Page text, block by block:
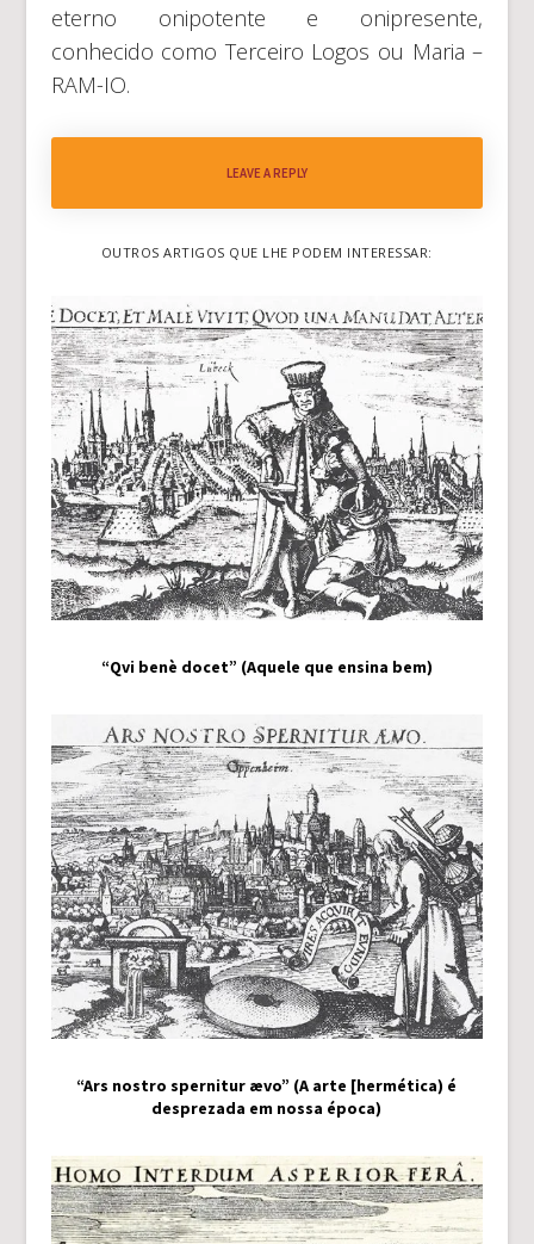
eterno onipotente e onipresente,
conhecido como Terceiro Logos ou Maria –
RAM-IO.
LEAVE A REPLY
OUTROS ARTIGOS QUE LHE PODEM INTERESSAR:
“Qvi benè docet” (Aquele que ensina bem)
“Ars nostro spernitur ævo” (A arte [hermética) é
desprezada em nossa época)